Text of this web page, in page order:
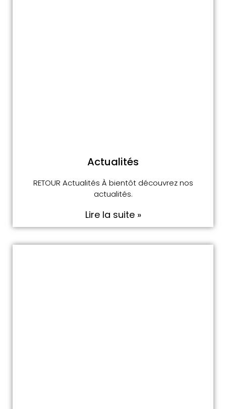
Actualités
RETOUR Actualités À bientôt découvrez nos
actualités.
Lire la suite »